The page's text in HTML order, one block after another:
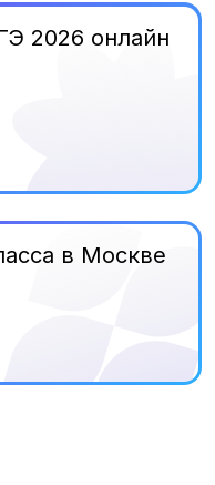
2026 онлайн
в Москве